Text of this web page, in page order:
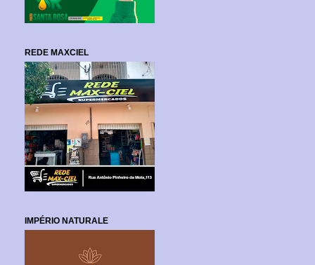
REDE MAXCIEL
IMPÉRIO NATURALE